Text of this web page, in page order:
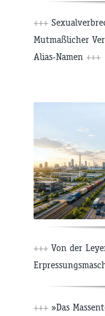
+++
Mutmaßlicher
Alias-Namen +++
+++ Von der
+++ »Das